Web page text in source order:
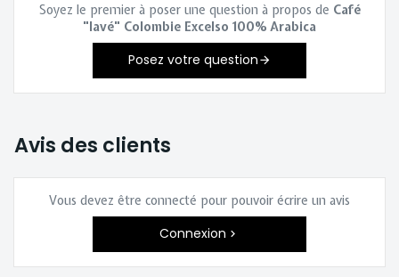
Soyez le premier à poser une question à propos de Café
"lavé" Colombie Excelso 100% Arabica
Posez votre question
Avis des clients
Vous devez être connecté pour pouvoir écrire un avis
Connexion